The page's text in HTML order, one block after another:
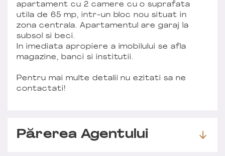
apartament cu 2 camere cu o suprafata
utila de 65 mp, intr-un bloc nou situat in
zona centrala. Apartamentul are garaj la
subsol si beci.
In imediata apropiere a imobilului se afla
magazine, banci si institutii.
Pentru mai multe detalii nu ezitati sa ne
contactati!
Părerea Agentului